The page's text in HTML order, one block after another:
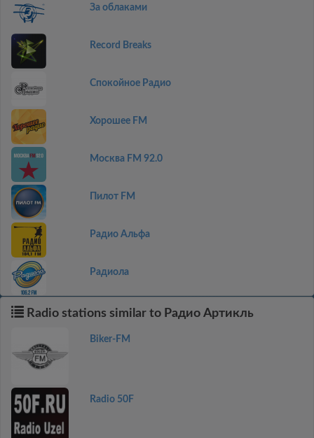
За облаками
Record Breaks
Спокойное Радио
Хорошее FM
Москва FM 92.0
Пилот FM
Радио Альфа
Радиола
Radio stations similar to Радио Артикль
Biker-FM
Radio 50F